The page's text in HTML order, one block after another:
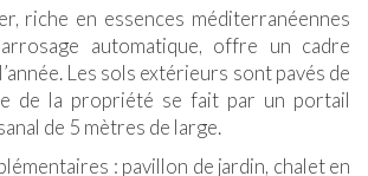
riche en essences méditerranéennes
automatique, offre un cadre
Les sols extérieurs sont pavés de
de la propriété se fait par un portail
de 5 mètres de large.
: pavillon de jardin, chalet en